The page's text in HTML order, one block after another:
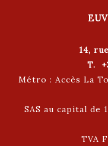
14,
T.
Métro : Accès La
SAS au capital de
TVA